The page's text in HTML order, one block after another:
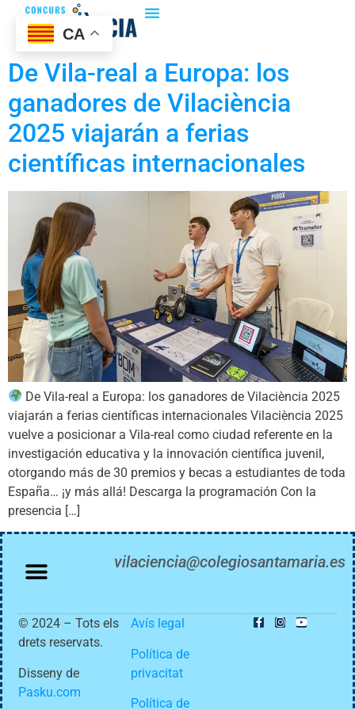
De Vila-real a Europa: los
ganadores de Vilaciència
2025 viajarán a ferias
científicas internacionales
De Vila-real a Europa: los ganadores de Vilaciència 2025
viajarán a ferias científicas internacionales Vilaciència 2025
vuelve a posicionar a Vila-real como ciudad referente en la
investigación educativa y la innovación científica juvenil,
otorgando más de 30 premios y becas a estudiantes de toda
España… ¡y más allá! Descarga la programación Con la
presencia […]
vilaciencia@colegiosantamaria.es
© 2024 – Tots els
drets reservats.
Disseny de
Pasku.com
Avís legal
Política de
privacitat
Política de
CA